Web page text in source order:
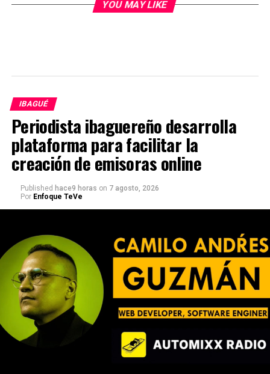
YOU MAY LIKE
IBAGUÉ
Periodista ibaguereño desarrolla
plataforma para facilitar la
creación de emisoras online
Published hace9 horas on 7 agosto, 2026
Por Enfoque TeVe